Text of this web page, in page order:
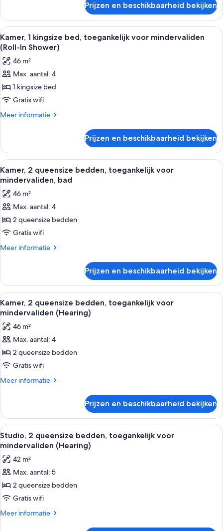
(Hearing)
laden
1
kingsize
bed,
toegankelijk
voor
mindervaliden
(Hearing)
Prijzen en beschikbaarheid bekijken
Alle
foto's
voor
Kamer,
1
kingsize
bed,
toegankelijk
(Roll-
In
Shower)
laden
Hotelkamer met een groot bed, een
5
Kamer, 1 kingsize bed, toegankelijk voor mindervaliden
(Roll-In Shower)
46 m²
Max. aantal: 4
1 kingsize bed
Gratis wifi
Meer informatie
Meer
1
kingsize
bed,
toegankelijk
mindervaliden
(Roll-
Shower)
Prijzen en beschikbaarheid bekijken
Alle
foto's
voor
Kamer,
2
queensize
bedden,
toegankelijk
bad
laden
Een moderne hotelkamer met een
6
Kamer, 2 queensize bedden, toegankelijk voor
mindervaliden, bad
46 m²
Max. aantal: 4
2 queensize bedden
Gratis wifi
Meer informatie
Meer
2
queensize
bedden,
toegankelijk
mindervaliden,
bad
Prijzen en beschikbaarheid bekijken
Alle
foto's
voor
Kamer,
2
queensize
bedden,
toegankelijk
(Hearing)
laden
Een hotelkamer met twee bedden,
6
Kamer, 2 queensize bedden, toegankelijk voor
mindervaliden (Hearing)
46 m²
Max. aantal: 4
2 queensize bedden
Gratis wifi
Meer informatie
Meer
2
queensize
bedden,
toegankelijk
mindervaliden
(Hearing)
Prijzen en beschikbaarheid bekijken
Alle
foto's
voor
Studio,
2
queensize
bedden,
toegankelijk
Een hotelkamer met twee bedden,
4
Studio, 2 queensize bedden, toegankelijk voor
mindervaliden (Hearing)
42 m²
Max. aantal: 5
2 queensize bedden
Gratis wifi
Meer informatie
Meer